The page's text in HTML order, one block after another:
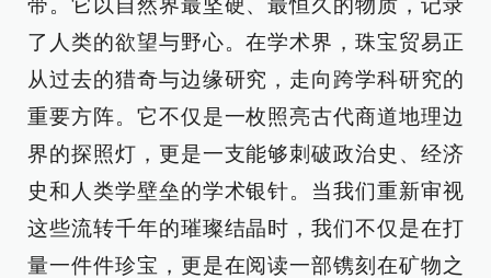
带。它以自然界最坚硬、最恒久的物质，记录
了人类的欲望与野心。在学术界，珠宝贸易正
从过去的猎奇与边缘研究，走向跨学科研究的
重要方阵。它不仅是一枚照亮古代商道地理边
界的探照灯，更是一支能够刺破政治史、经济
史和人类学壁垒的学术银针。当我们重新审视
这些流转千年的璀璨结晶时，我们不仅是在打
量一件件珍宝，更是在阅读一部镌刻在矿物之